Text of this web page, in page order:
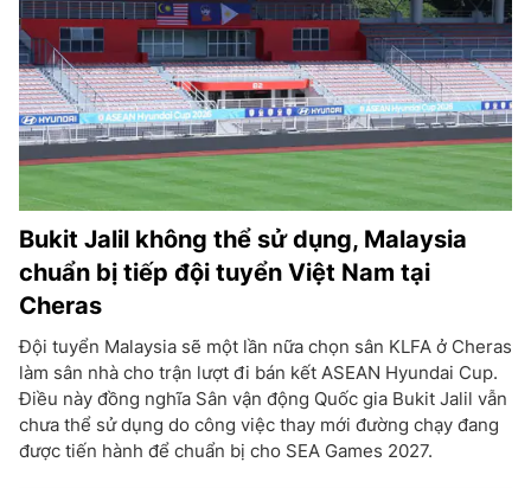
Bukit Jalil không thể sử dụng, Malaysia
chuẩn bị tiếp đội tuyển Việt Nam tại
Cheras
Đội tuyển Malaysia sẽ một lần nữa chọn sân KLFA ở Cheras
làm sân nhà cho trận lượt đi bán kết ASEAN Hyundai Cup.
Điều này đồng nghĩa Sân vận động Quốc gia Bukit Jalil vẫn
chưa thể sử dụng do công việc thay mới đường chạy đang
được tiến hành để chuẩn bị cho SEA Games 2027.